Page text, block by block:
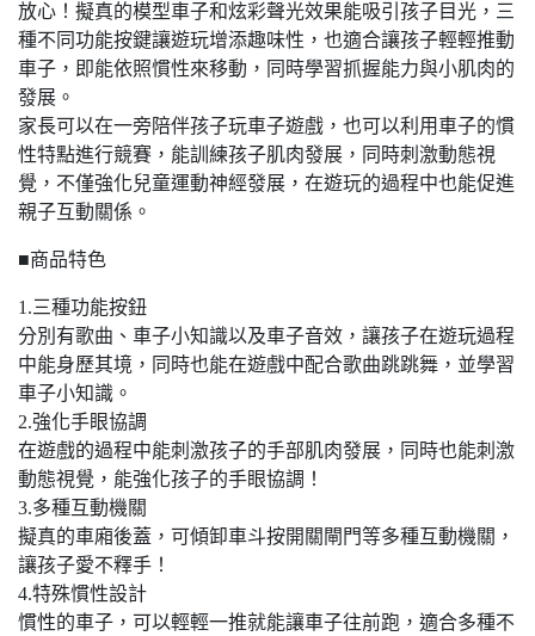
放心！擬真的模型車子和炫彩聲光效果能吸引孩子目光，三
種不同功能按鍵讓遊玩增添趣味性，也適合讓孩子輕輕推動
車子，即能依照慣性來移動，同時學習抓握能力與小肌肉的
發展。
家長可以在一旁陪伴孩子玩車子遊戲，也可以利用車子的慣
性特點進行競賽，能訓練孩子肌肉發展，同時刺激動態視
覺，不僅強化兒童運動神經發展，在遊玩的過程中也能促進
親子互動關係。
■商品特色
1.三種功能按鈕
分別有歌曲、車子小知識以及車子音效，讓孩子在遊玩過程
中能身歷其境，同時也能在遊戲中配合歌曲跳跳舞，並學習
車子小知識。
2.強化手眼協調
在遊戲的過程中能刺激孩子的手部肌肉發展，同時也能刺激
動態視覺，能強化孩子的手眼協調！
3.多種互動機關
擬真的車廂後蓋，可傾卸車斗按開關閘門等多種互動機關，
讓孩子愛不釋手！
4.特殊慣性設計
慣性的車子，可以輕輕一推就能讓車子往前跑，適合多種不